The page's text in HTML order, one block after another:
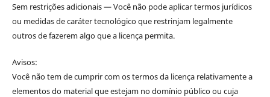
Sem restrições adicionais — Você não pode aplicar termos jurídicos
ou medidas de caráter tecnológico que restrinjam legalmente
outros de fazerem algo que a licença permita.
Avisos:
Você não tem de cumprir com os termos da licença relativamente a
elementos do material que estejam no domínio público ou cuja